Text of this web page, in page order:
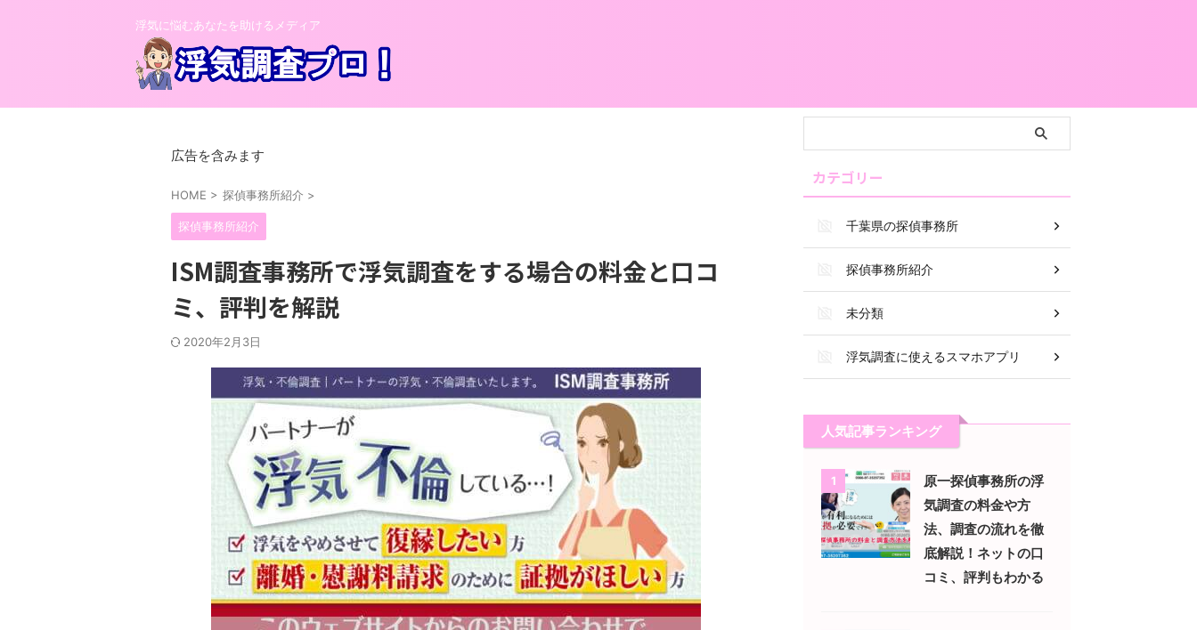
浮気に悩むあなたを助けるメディア
広告を含みます
HOME > 探偵事務所紹介 >
探偵事務所紹介
ISM調査事務所で浮気調査をする場合の料金と口コ
ミ、評判を解説
2020年2月3日
カテゴリー
千葉県の探偵事務所
探偵事務所紹介
未分類
浮気調査に使えるスマホアプリ
人気記事ランキング
1
原一探偵事務所の浮
気調査の料金や方
法、調査の流れを徹
底解説！ネットの口
コミ、評判もわかる